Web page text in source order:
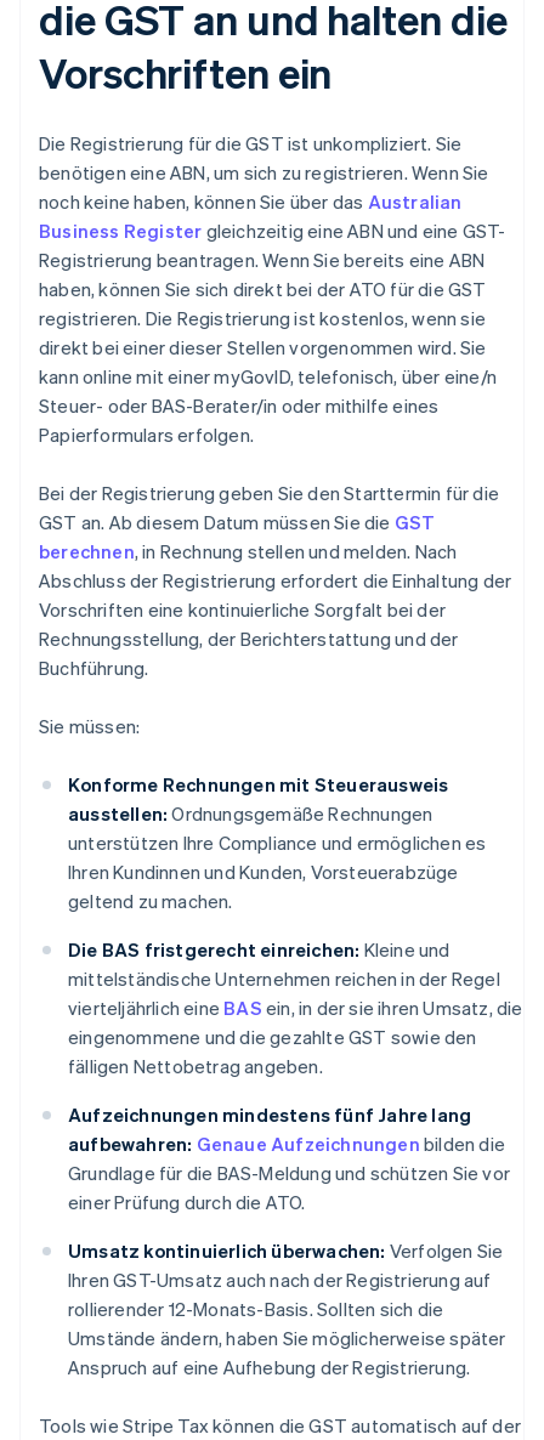
die GST an und halten die
Vorschriften ein
Die Registrierung für die GST ist unkompliziert. Sie
benötigen eine ABN, um sich zu registrieren. Wenn Sie
noch keine haben, können Sie über das Australian
Business Register gleichzeitig eine ABN und eine GST-
Registrierung beantragen. Wenn Sie bereits eine ABN
haben, können Sie sich direkt bei der ATO für die GST
registrieren. Die Registrierung ist kostenlos, wenn sie
direkt bei einer dieser Stellen vorgenommen wird. Sie
kann online mit einer myGovID, telefonisch, über eine/n
Steuer- oder BAS-Berater/in oder mithilfe eines
Papierformulars erfolgen.
Bei der Registrierung geben Sie den Starttermin für die
GST an. Ab diesem Datum müssen Sie die GST
berechnen, in Rechnung stellen und melden. Nach
Abschluss der Registrierung erfordert die Einhaltung der
Vorschriften eine kontinuierliche Sorgfalt bei der
Rechnungsstellung, der Berichterstattung und der
Buchführung.
Sie müssen:
Konforme Rechnungen mit Steuerausweis
ausstellen: Ordnungsgemäße Rechnungen
unterstützen Ihre Compliance und ermöglichen es
Ihren Kundinnen und Kunden, Vorsteuerabzüge
geltend zu machen.
Die BAS fristgerecht einreichen: Kleine und
mittelständische Unternehmen reichen in der Regel
vierteljährlich eine BAS ein, in der sie ihren Umsatz, die
eingenommene und die gezahlte GST sowie den
fälligen Nettobetrag angeben.
Aufzeichnungen mindestens fünf Jahre lang
aufbewahren: Genaue Aufzeichnungen bilden die
Grundlage für die BAS-Meldung und schützen Sie vor
einer Prüfung durch die ATO.
Umsatz kontinuierlich überwachen: Verfolgen Sie
Ihren GST-Umsatz auch nach der Registrierung auf
rollierender 12-Monats-Basis. Sollten sich die
Umstände ändern, haben Sie möglicherweise später
Anspruch auf eine Aufhebung der Registrierung.
Tools wie Stripe Tax können die GST automatisch auf der